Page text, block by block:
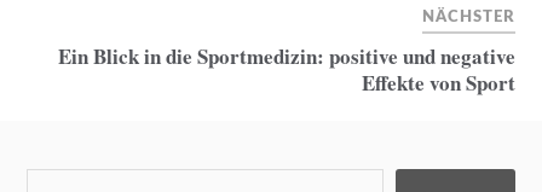
NÄCHSTER
Ein Blick in die Sportmedizin: positive und negative
Effekte von Sport